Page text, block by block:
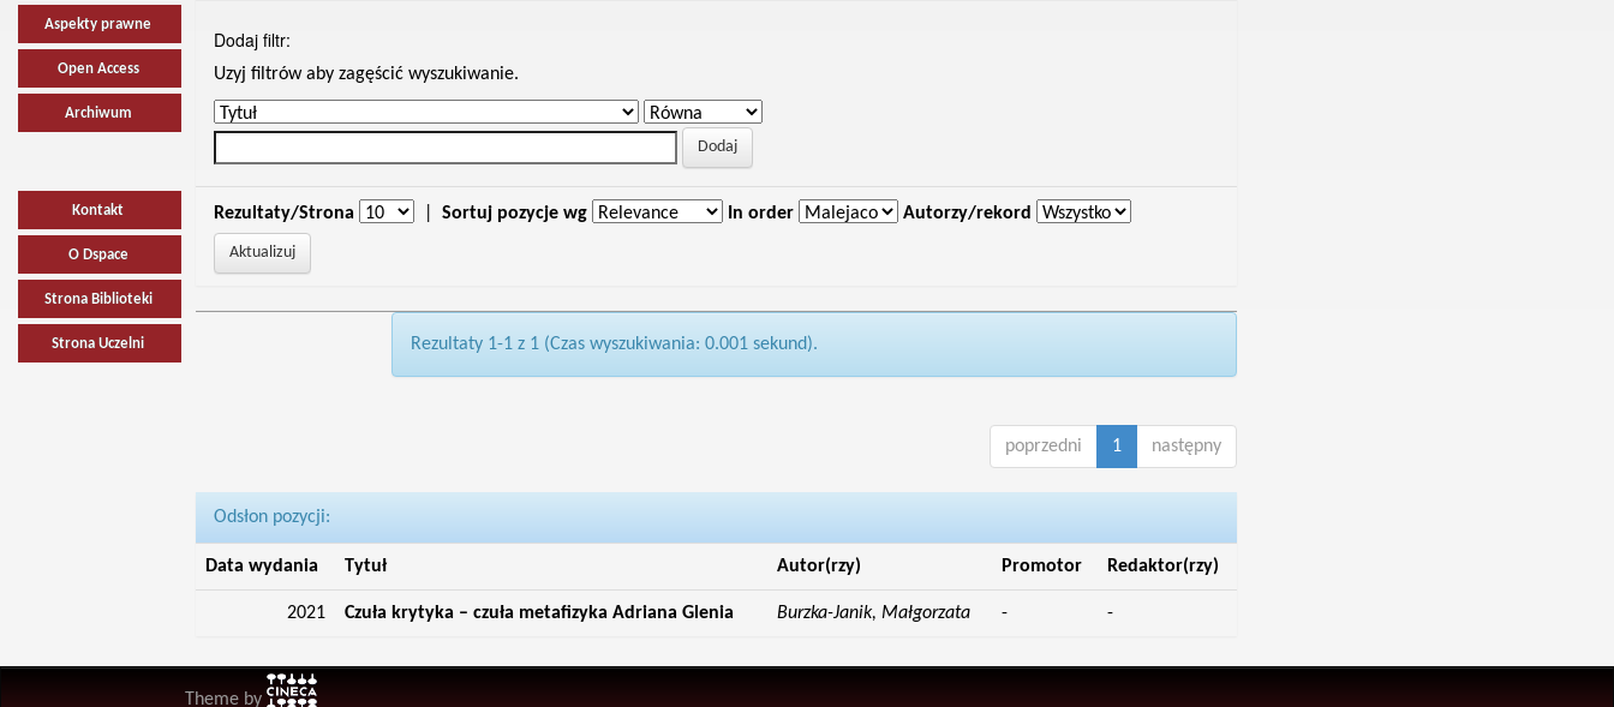
Aspekty prawne
Open Access
Archiwum
Kontakt
O Dspace
Strona Biblioteki
Strona Uczelni
Dodaj filtr:
Uzyj filtrów aby zagęścić wyszukiwanie.
Rezultaty/Strona Sortuj pozycje wg In order Autorzy/rekord
Rezultaty 1-1 z 1 (Czas wyszukiwania: 0.001 sekund).
poprzedni 1 następny
Odsłon pozycji:
Data wydania Tytuł Autor(rzy) Promotor Redaktor(rzy)
2021 Czuła krytyka – czuła metafizyka Adriana Glenia Burzka-Janik, Małgorzata - -
Theme by